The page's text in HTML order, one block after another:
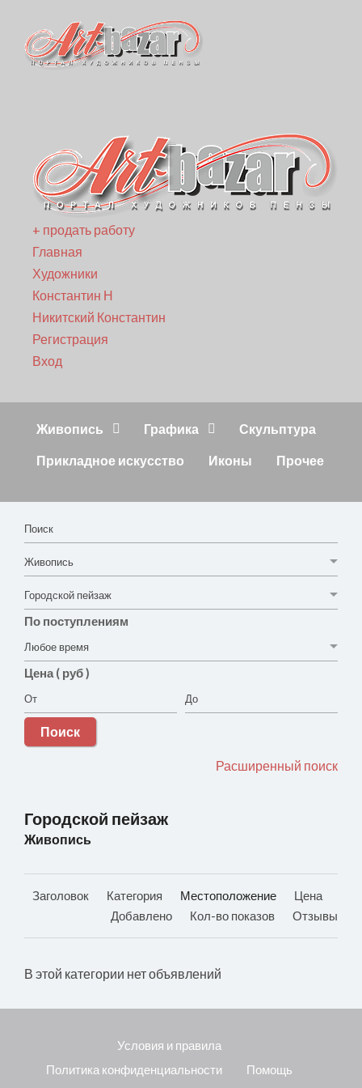
+ продать работу
Главная
Художники
Константин Н
Никитский Константин
Регистрация
Вход
Живопись Графика Скульптура
Прикладное искусство Иконы Прочее
По поступлениям
Цена ( руб )
Поиск
Расширенный поиск
Городской пейзаж
Живопись
Заголовок Категория Местоположение
Цена
Добавлено
Кол-во показов Отзывы
В этой категории нет объявлений
Условия и правила
Политика конфиденциальности
Помощь